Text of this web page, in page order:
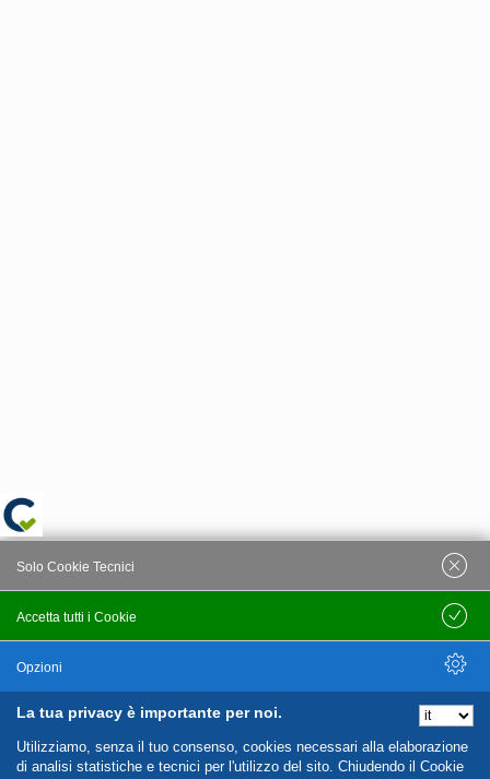
La tua privacy è importante per noi.
Utilizziamo, senza il tuo consenso, cookies necessari alla elaborazione
di analisi statistiche e tecnici per l'utilizzo del sito. Chiudendo il Cookie
Accetta tutti i Cookie
Solo Cookie Tecnici
Salva
Opzioni
Nascondi Opzioni